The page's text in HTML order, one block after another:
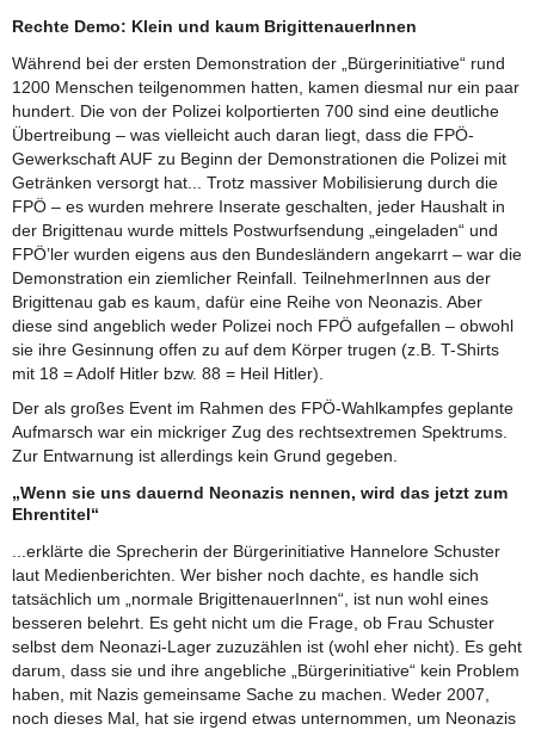
Rechte Demo: Klein und kaum BrigittenauerInnen
Während bei der ersten Demonstration der „Bürgerinitiative“ rund
1200 Menschen teilgenommen hatten, kamen diesmal nur ein paar
hundert. Die von der Polizei kolportierten 700 sind eine deutliche
Übertreibung – was vielleicht auch daran liegt, dass die FPÖ-
Gewerkschaft AUF zu Beginn der Demonstrationen die Polizei mit
Getränken versorgt hat... Trotz massiver Mobilisierung durch die
FPÖ – es wurden mehrere Inserate geschalten, jeder Haushalt in
der Brigittenau wurde mittels Postwurfsendung „eingeladen“ und
FPÖ’ler wurden eigens aus den Bundesländern angekarrt – war die
Demonstration ein ziemlicher Reinfall. TeilnehmerInnen aus der
Brigittenau gab es kaum, dafür eine Reihe von Neonazis. Aber
diese sind angeblich weder Polizei noch FPÖ aufgefallen – obwohl
sie ihre Gesinnung offen zu auf dem Körper trugen (z.B. T-Shirts
mit 18 = Adolf Hitler bzw. 88 = Heil Hitler).
Der als großes Event im Rahmen des FPÖ-Wahlkampfes geplante
Aufmarsch war ein mickriger Zug des rechtsextremen Spektrums.
Zur Entwarnung ist allerdings kein Grund gegeben.
„Wenn sie uns dauernd Neonazis nennen, wird das jetzt zum
Ehrentitel“
...erklärte die Sprecherin der Bürgerinitiative Hannelore Schuster
laut Medienberichten. Wer bisher noch dachte, es handle sich
tatsächlich um „normale BrigittenauerInnen“, ist nun wohl eines
besseren belehrt. Es geht nicht um die Frage, ob Frau Schuster
selbst dem Neonazi-Lager zuzuzählen ist (wohl eher nicht). Es geht
darum, dass sie und ihre angebliche „Bürgerinitiative“ kein Problem
haben, mit Nazis gemeinsame Sache zu machen. Weder 2007,
noch dieses Mal, hat sie irgend etwas unternommen, um Neonazis